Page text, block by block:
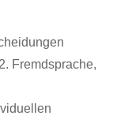
Fremdsprache,